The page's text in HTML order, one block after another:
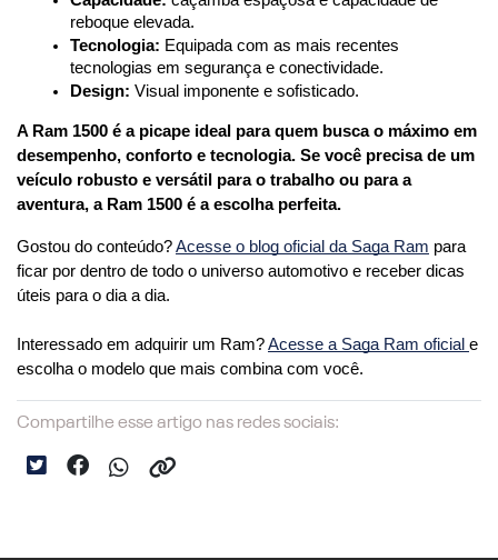
reboque elevada.
Tecnologia: Equipada com as mais recentes
tecnologias em segurança e conectividade.
Design: Visual imponente e sofisticado.
A Ram 1500 é a picape ideal para quem busca o máximo em
desempenho, conforto e tecnologia. Se você precisa de um
veículo robusto e versátil para o trabalho ou para a
aventura, a Ram 1500 é a escolha perfeita.
Gostou do conteúdo? Acesse o blog oficial da Saga Ram para
ficar por dentro de todo o universo automotivo e receber dicas
úteis para o dia a dia.
Interessado em adquirir um Ram? Acesse a Saga Ram oficial e
escolha o modelo que mais combina com você.
Compartilhe esse artigo nas redes sociais: